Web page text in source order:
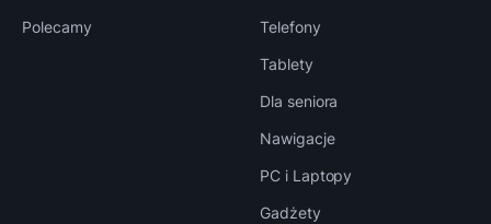
Polecamy
Telefony
Tablety
Dla seniora
Nawigacje
PC i Laptopy
Gadżety